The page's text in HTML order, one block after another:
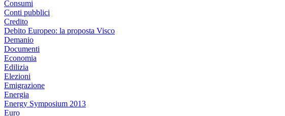
Consumi
Conti pubblici
Credito
Debito Europeo: la proposta Visco
Demanio
Documenti
Economia
Edilizia
Elezioni
Emigrazione
Energia
Energy Symposium 2013
Euro